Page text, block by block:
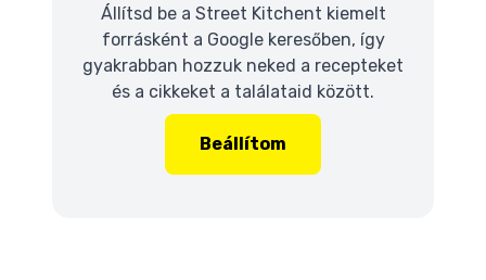
Állítsd be a Street Kitchent kiemelt
forrásként a Google keresőben, így
gyakrabban hozzuk neked a recepteket
és a cikkeket a találataid között.
Beállítom